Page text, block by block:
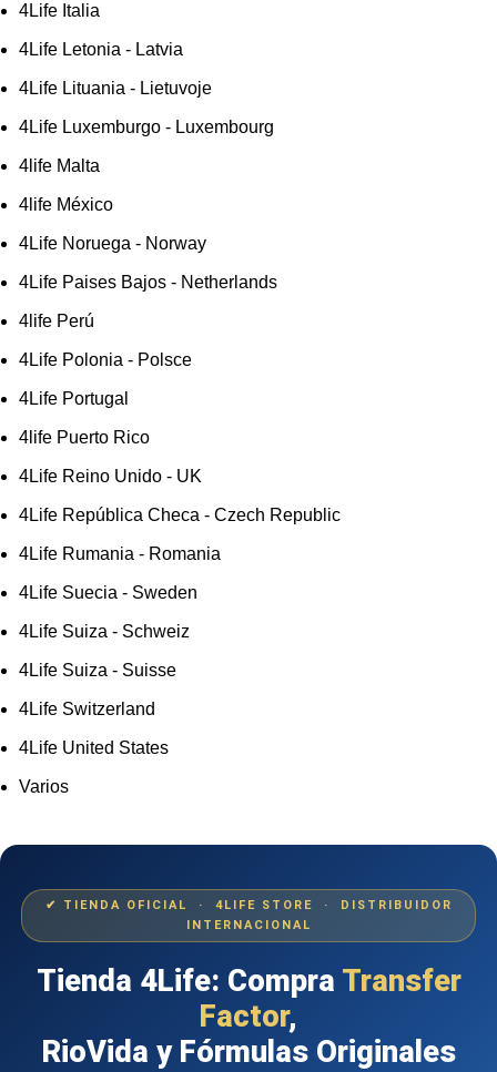
4Life Italia
4Life Letonia - Latvia
4Life Lituania - Lietuvoje
4Life Luxemburgo - Luxembourg
4life Malta
4life México
4Life Noruega - Norway
4Life Paises Bajos - Netherlands
4life Perú
4Life Polonia - Polsce
4Life Portugal
4life Puerto Rico
4Life Reino Unido - UK
4Life República Checa - Czech Republic
4Life Rumania - Romania
4Life Suecia - Sweden
4Life Suiza - Schweiz
4Life Suiza - Suisse
4Life Switzerland
4Life United States
Varios
✔ TIENDA OFICIAL · 4LIFE STORE · DISTRIBUIDOR
INTERNACIONAL
Tienda 4Life: Compra Transfer
Factor,
RioVida y Fórmulas Originales